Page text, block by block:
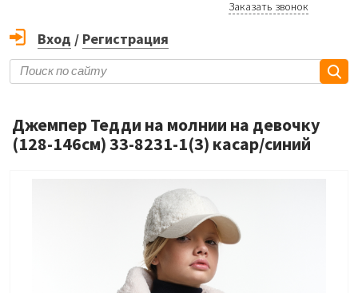
Заказать звонок
Вход / Регистрация
Джемпер Тедди на молнии на девочку
(128-146см) 33-8231-1(3) касар/синий